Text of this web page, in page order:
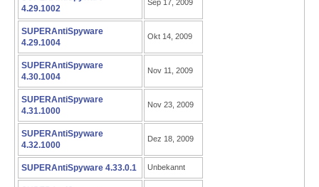
4.29.1002
Sep 17, 2009
SUPERAntiSpyware
4.29.1004
Okt 14, 2009
SUPERAntiSpyware
4.30.1004
Nov 11, 2009
SUPERAntiSpyware
4.31.1000
Nov 23, 2009
SUPERAntiSpyware
4.32.1000
Dez 18, 2009
SUPERAntiSpyware 4.33.0.1 Unbekannt